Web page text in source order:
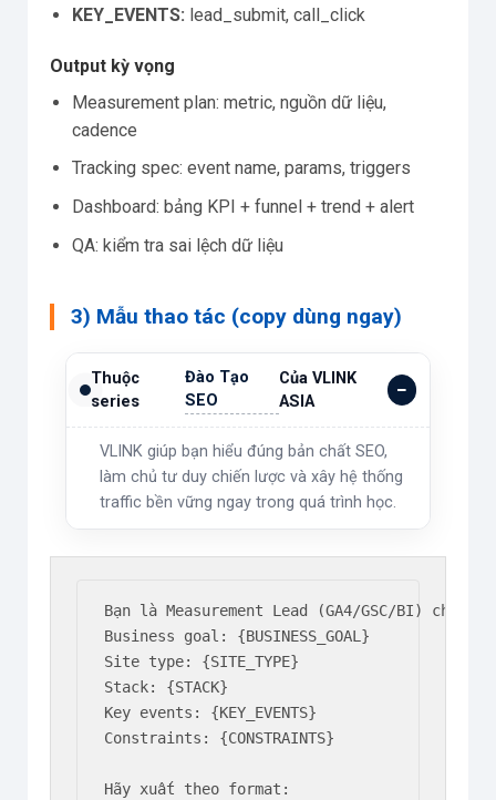
KEY_EVENTS: lead_submit, call_click
Output kỳ vọng
Measurement plan: metric, nguồn dữ liệu,
cadence
Tracking spec: event name, params, triggers
Dashboard: bảng KPI + funnel + trend + alert
QA: kiểm tra sai lệch dữ liệu
3) Mẫu thao tác (copy dùng ngay)
Thuộc
series
Đào Tạo
SEO
Của VLINK
ASIA
VLINK giúp bạn hiểu đúng bản chất SEO,
làm chủ tư duy chiến lược và xây hệ thống
traffic bền vững ngay trong quá trình học.
Bạn là Measurement Lead (GA4/GSC/BI) cho
Business goal: {BUSINESS_GOAL}
Site type: {SITE_TYPE}
Stack: {STACK}
Key events: {KEY_EVENTS}
Constraints: {CONSTRAINTS}
Hãy xuất theo format: